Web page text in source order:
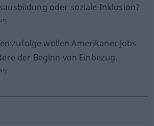
oder soziale Inklusion?
zufolge wollen Amerikaner Jobs
der Beginn von Einbezug.